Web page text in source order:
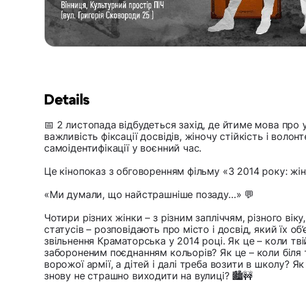
Details
📅 2 листопада відбудеться захід, де йтиме мова про
важливість фіксації досвідів, жіночу стійкість і
самоідентифікації у воєнний час.
Це кінопоказ з обговоренням фільму «З 2014 року:
«Ми думали, що найстрашніше позаду…» 💬
Чотири різних жінки – з різним запліччям, різного
статусів – розповідають про місто і досвід, який їх
звільнення Краматорська у 2014 році. Як це – коли
забороненим поєднанням кольорів? Як це – коли
ворожої армії, а дітей і далі треба возити в школу?
знову не страшно виходити на вулиці? 🏙️🚧